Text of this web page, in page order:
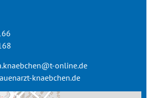
online.de
knaebchen.de